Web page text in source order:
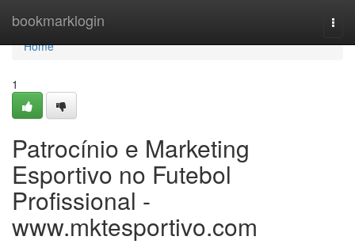
bookmarklogin
Home
Home
1
Patrocínio e Marketing
Esportivo no Futebol
Profissional -
www.mktesportivo.com